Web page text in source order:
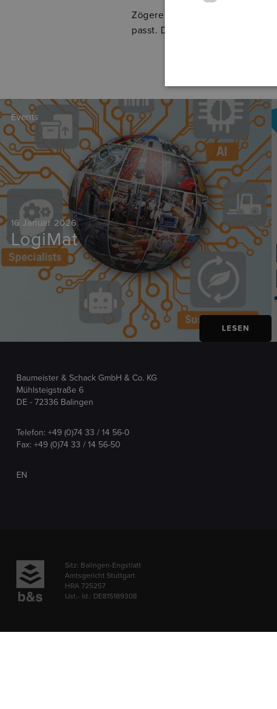
Zögere nicht –
passt. Dein Talent könnte die
Events
16 Januar 2026
LogiMat
LESEN
Baumeister & Schack GmbH & Co. KG
Mühlsteigstraße 6
DE - 72336 Balingen
Telefon: +49 (0)74 33 / 14 56-0
Fax: +49 (0)74 33 / 14 56-50
EN
Sitz: Balingen-Engstlatt
Amtsgericht Stuttgart
HRA 725257
Ust.- Id.: DE815189308